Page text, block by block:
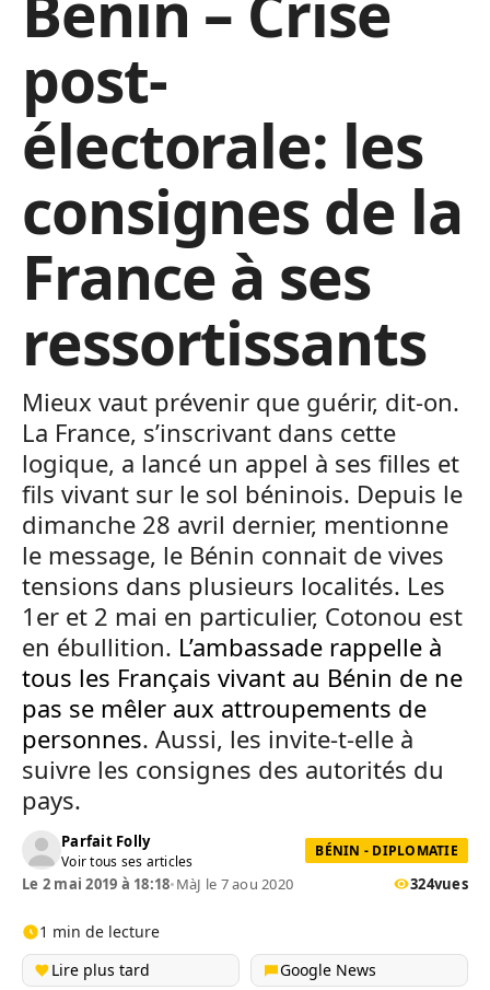
post-
électorale: les
consignes de la
France à ses
ressortissants
Mieux vaut prévenir que guérir, dit-on.
La France, s’inscrivant dans cette
logique, a lancé un appel à ses filles et
fils vivant sur le sol béninois. Depuis le
dimanche 28 avril dernier, mentionne
le message, le Bénin connait de vives
tensions dans plusieurs localités. Les
1er et 2 mai en particulier, Cotonou est
en ébullition. L’ambassade rappelle à
tous les Français vivant au Bénin de ne
pas se mêler aux attroupements de
personnes. Aussi, les invite-t-elle à
suivre les consignes des autorités du
pays.
Parfait Folly
Voir tous ses articles
BÉNIN - DIPLOMATIE
Le 2 mai 2019 à 18:18•MàJ le 7 aou 2020 324vues
1 min de lecture
Lire plus tard
Google News